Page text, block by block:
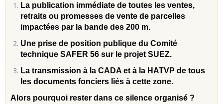
La publication immédiate de toutes les ventes,
retraits ou promesses de vente de parcelles
impactées par la bande des 200 m.
Une prise de position publique du Comité
technique SAFER 56 sur le projet SUEZ.
La transmission à la CADA et à la HATVP de tous
les documents fonciers liés à cette zone.
Alors pourquoi rester dans ce silence organisé ?